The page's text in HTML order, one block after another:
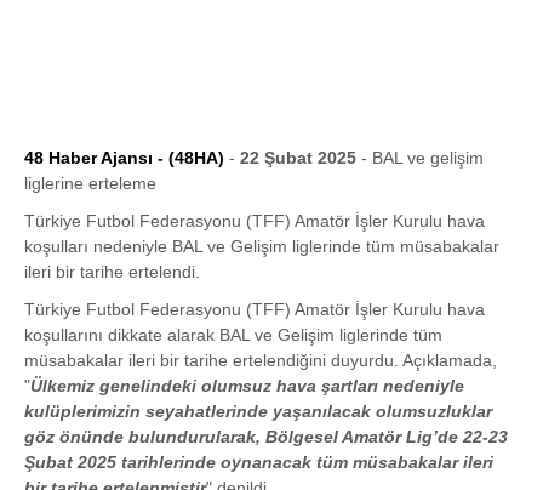
48 Haber Ajansı - (48HA) - 22 Şubat 2025 - BAL ve gelişim
liglerine erteleme
Türkiye Futbol Federasyonu (TFF) Amatör İşler Kurulu hava
koşulları nedeniyle BAL ve Gelişim liglerinde tüm müsabakalar
ileri bir tarihe ertelendi.
Türkiye Futbol Federasyonu (TFF) Amatör İşler Kurulu hava
koşullarını dikkate alarak BAL ve Gelişim liglerinde tüm
müsabakalar ileri bir tarihe ertelendiğini duyurdu. Açıklamada,
"Ülkemiz genelindeki olumsuz hava şartları nedeniyle
kulüplerimizin seyahatlerinde yaşanılacak olumsuzluklar
göz önünde bulundurularak, Bölgesel Amatör Lig’de 22-23
Şubat 2025 tarihlerinde oynanacak tüm müsabakalar ileri